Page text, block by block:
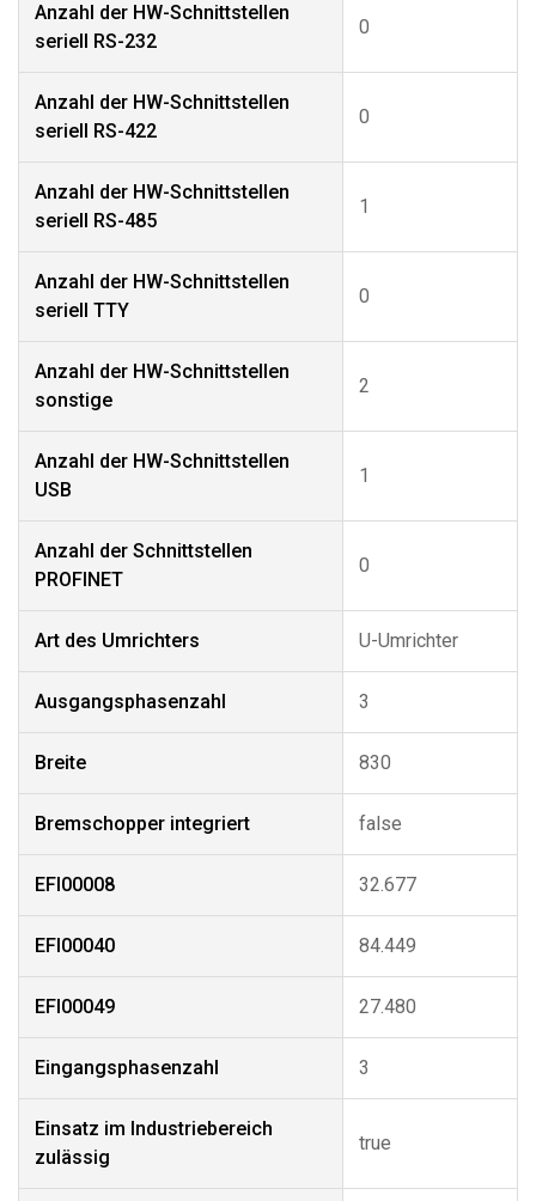
Anzahl der HW-Schnittstellen
seriell RS-232
0
Anzahl der HW-Schnittstellen
seriell RS-422
0
Anzahl der HW-Schnittstellen
seriell RS-485
1
Anzahl der HW-Schnittstellen
seriell TTY
0
Anzahl der HW-Schnittstellen
sonstige
2
Anzahl der HW-Schnittstellen
USB
1
Anzahl der Schnittstellen
PROFINET
0
Art des Umrichters U-Umrichter
Ausgangsphasenzahl 3
Breite 830
Bremschopper integriert false
EFI00008 32.677
EFI00040 84.449
EFI00049 27.480
Eingangsphasenzahl 3
Einsatz im Industriebereich
zulässig
true